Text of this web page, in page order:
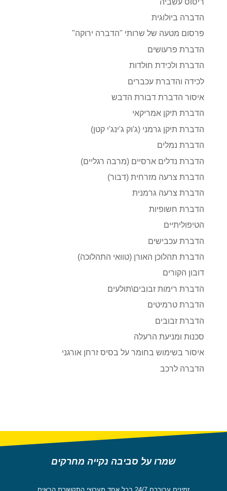
הדברה ביולוגית
פרסום מטעה של שרותי "הדברה ירוקה"
הדברת פרעושים
הדברת ולכידת חולדות
לכידה והדברת עכברים
איסור הדברת דבורת הדבש
הדברת תיקן אמריקאי
הדברת תיקן גרמני (ג'וק ג'ינג'י קטן)
הדברת נמלים
הדברת נדלים ארסיים (מרבה רגליים)
הדברת צרעה מזרחית (דבור)
הדברת צרעה גרמנית
הדברת חשופיות
הטיפוליתיים
הדברת עכבישים
הדברת תהלוכן האורן (טוואי התהלוכה)
דובון הקורים
הדברת רימות זבובים\תולעים
הדברת טרמיטים
הדברת זבובים
סכנות ומניעת הרעלה
איסור בשימוש בחומר על בסיס זרחן אורגני
הדברה לרכב
שמרו על סביבה נקייה מחרקים
זמינים עבורכם 24/7 בכל אחד מערוצי התקשורת הבאים